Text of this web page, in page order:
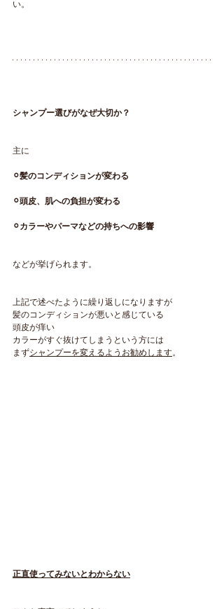
い。
シャンプー選びがなぜ大切か？
主に
⚪︎髪のコンディションが変わる
⚪︎頭皮、肌への負担が変わる
⚪︎カラーやパーマなどの持ちへの影響
などが挙げられます。
上記で述べたように繰り返しになりますが
髪のコンディションが悪いと感じている
頭皮が痒い
カラーがすぐ抜けてしまうという方には
まずシャンプーを変えるようお勧めします。
正直使ってみないとわからない